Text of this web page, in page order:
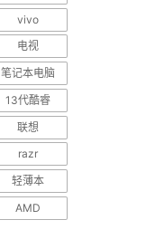
vivo
电视
笔记本电脑
13代酷睿
联想
razr
轻薄本
AMD